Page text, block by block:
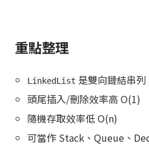
重點整理
LinkedList 是雙向鏈結串列
頭尾插入/刪除效率高 O(1)
隨機存取效率低 O(n)
可當作 Stack、Queue、